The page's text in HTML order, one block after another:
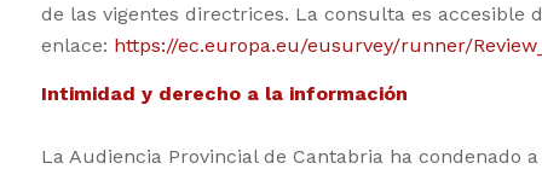
de las vigentes directrices. La consulta es accesible
enlace: https://ec.europa.eu/eusurvey/runner/
Intimidad y derecho a la información
La Audiencia Provincial de Cantabria ha condenado